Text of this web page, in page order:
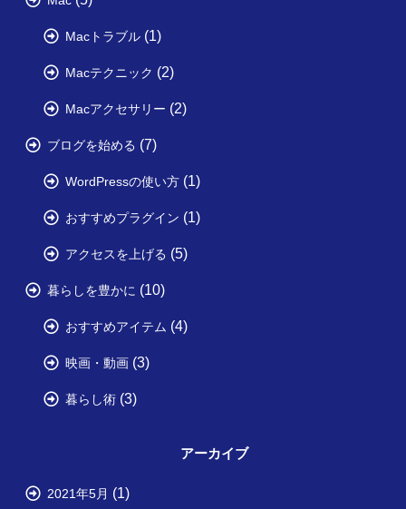
Macトラブル (1)
Macテクニック (2)
Macアクセサリー (2)
ブログを始める (7)
WordPressの使い方 (1)
おすすめプラグイン (1)
アクセスを上げる (5)
暮らしを豊かに (10)
おすすめアイテム (4)
映画・動画 (3)
暮らし術 (3)
アーカイブ
2021年5月 (1)